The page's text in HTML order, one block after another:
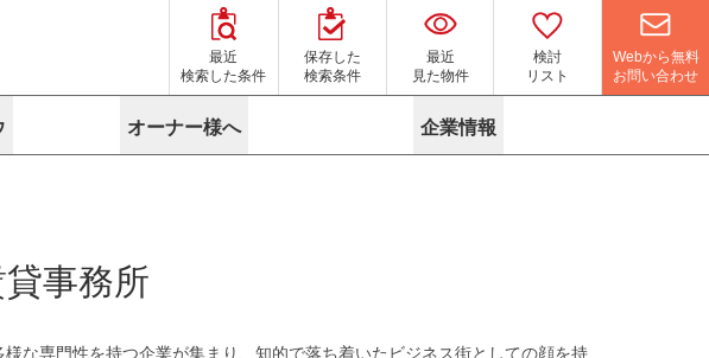
最近
検索した条件
保存した
検索条件
最近
見た物件
検討
リスト
Webから無料
お問い合わせ
こだわりから探す
オフィス移転に関するよくある質問
オーナー様へ
に居抜きをすすめる理由
企業情報
事務所
な専門性を持つ企業が集まり、知的で落ち着いたビジネス街としての顔を持